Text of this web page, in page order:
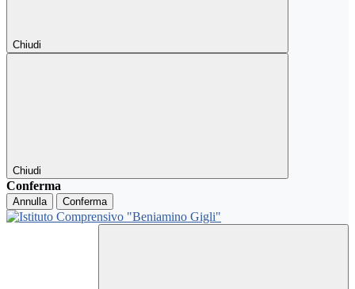
Chiudi
Chiudi
Conferma
Annulla Conferma